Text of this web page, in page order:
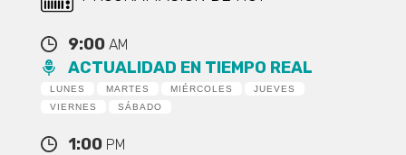
9:00 AM
ACTUALIDAD EN TIEMPO REAL
LUNES MARTES MIÉRCOLES
JUEVES
VIERNES
SÁBADO
1:00 PM